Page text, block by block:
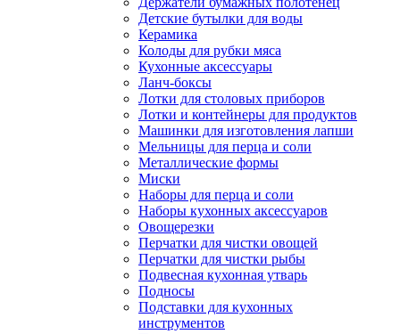
Детские бутылки для воды
Керамика
Колоды для рубки мяса
Кухонные аксессуары
Ланч-боксы
Лотки для столовых приборов
Лотки и контейнеры для продуктов
Машинки для изготовления лапши
Мельницы для перца и соли
Металлические формы
Миски
Наборы для перца и соли
Наборы кухонных аксессуаров
Овощерезки
Перчатки для чистки овощей
Перчатки для чистки рыбы
Подвесная кухонная утварь
Подносы
Подставки для кухонных
инструментов